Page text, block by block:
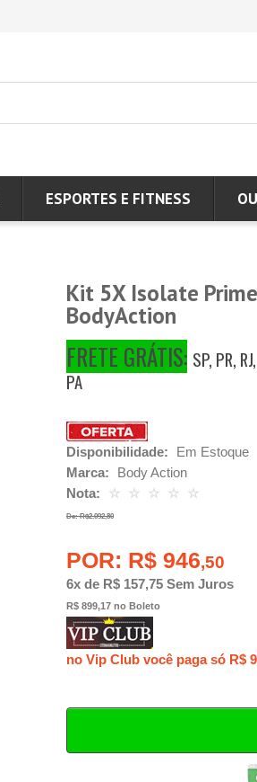
ESPORTES E FITNESS
Kit 5X Isolate
BodyAction
FRETE GRÁTIS: SP, PR,
PA
Disponibilidade:
Em Estoque
Marca:
Body Action
Nota:
☆ ☆ ☆ ☆ ☆
De: R$2.092,80
POR: R$ 946,50
6x de R$ 157,75 Sem Juros
R$ 899,17 no Boleto
no Vip Club você paga só R$